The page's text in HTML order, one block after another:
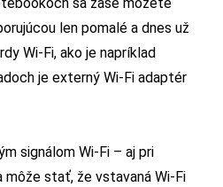
len pomalé a dnes už
Wi-Fi, ako je napríklad
je externý Wi-Fi adaptér
signálom Wi-Fi – aj pri
stať, že vstavaná Wi-Fi